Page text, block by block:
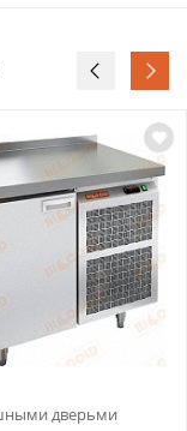
дверьми